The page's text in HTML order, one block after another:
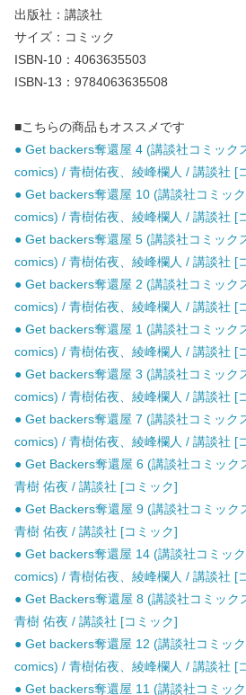
出版社：講談社
サイズ：コミック
ISBN-10：4063635503
ISBN-13：9784063635508
■こちらの商品もオススメです
● Get backers奪還屋 4 (講談社コミック
comics) / 青樹佑夜、綾峰欄人 / 講談社 [
● Get backers奪還屋 10 (講談社コミッ
comics) / 青樹佑夜、綾峰欄人 / 講談社 [
● Get backers奪還屋 5 (講談社コミック
comics) / 青樹佑夜、綾峰欄人 / 講談社 [
● Get backers奪還屋 2 (講談社コミック
comics) / 青樹佑夜、綾峰欄人 / 講談社 [
● Get backers奪還屋 1 (講談社コミック
comics) / 青樹佑夜、綾峰欄人 / 講談社 [
● Get backers奪還屋 3 (講談社コミック
comics) / 青樹佑夜、綾峰欄人 / 講談社 [
● Get backers奪還屋 7 (講談社コミック
comics) / 青樹佑夜、綾峰欄人 / 講談社 [
● Get Backers奪還屋 6 (講談社コミック
青樹 佑夜 / 講談社 [コミック]
● Get Backers奪還屋 9 (講談社コミック
青樹 佑夜 / 講談社 [コミック]
● Get backers奪還屋 14 (講談社コミッ
comics) / 青樹佑夜、綾峰欄人 / 講談社 [
● Get Backers奪還屋 8 (講談社コミック
青樹 佑夜 / 講談社 [コミック]
● Get backers奪還屋 12 (講談社コミッ
comics) / 青樹佑夜、綾峰欄人 / 講談社 [
● Get backers奪還屋 11 (講談社コミッ